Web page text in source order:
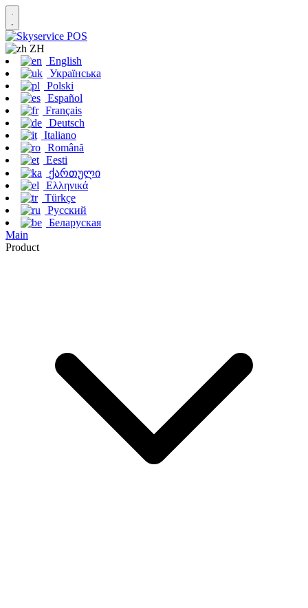
ZH
English
Українська
Polski
Español
Français
Deutsch
Italiano
Română
Eesti
ქართული
Ελληνικά
Türkçe
Русский
Беларуская
Main
Product